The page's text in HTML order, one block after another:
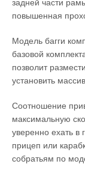
задней части
повышенная
Модель багги
базовой
позволит
установить
Соотношение
максимальную
уверенно ехать в
прицеп или
собратьям по